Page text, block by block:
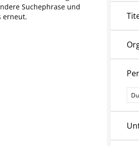
Suchephrase und
erneut.